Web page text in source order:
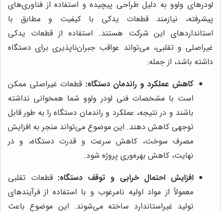
لودرهای ولوو به دلیل طراحی پیچیده و استفاده از فناوری‌های
پیشرفته، نیازمند قطعات یدکی با کیفیت و مطابق با
استانداردهای این شرکت هستند. استفاده از قطعات یدکی
غیراصلی و تقلبی، می‌تواند عواقب جبران‌ناپذیری برای دستگاه
داشته باشد، از جمله:
کاهش عملکرد و راندمان دستگاه: قطعات غیراصلی ممکن
است با مشخصات فنی لودر ولوو شما همخوانی نداشته
باشند و در نتیجه، عملکرد و راندمان دستگاه را به طور قابل
توجهی کاهش دهند. این موضوع می‌تواند منجر به افزایش
مصرف سوخت، کاهش سرعت و قدرت دستگاه، و در
نهایت، کاهش بهره‌وری پروژه شود.
افزایش احتمال خرابی و توقف دستگاه: قطعات تقلبی
معمولاً از مواد اولیه نامرغوب و با استفاده از فرآیندهای
تولید غیراستاندارد ساخته می‌شوند. این موضوع باعث